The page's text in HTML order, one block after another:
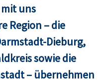
uns
Region – die
Dieburg,
sowie die
– übernehmen